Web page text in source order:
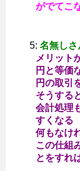
がでてこ
5: 名無しさ
メリット
円と等価
円の取引
そうする
会計処理
すくなる
何もなけ
この仕組
とをすれ